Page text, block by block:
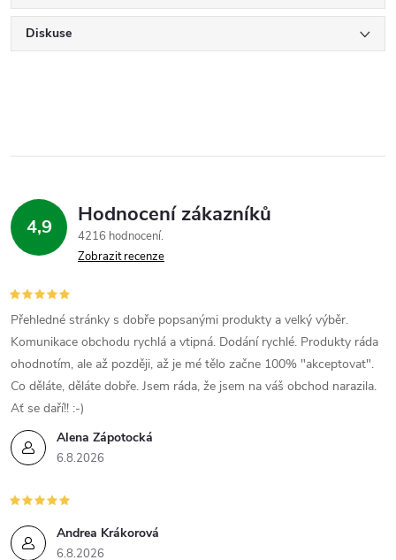
Diskuse
4,9 Hodnocení zákazníků
4216 hodnocení
Zobrazit recenze
Alena Zápotocká
6.8.2026
Přehledné stránky s dobře popsanými produkty a velký výběr.
Komunikace obchodu rychlá a vtipná. Dodání rychlé. Produkty ráda
ohodnotím, ale až později, až je mé tělo začne 100% "akceptovat".
Co děláte, děláte dobře. Jsem ráda, že jsem na váš obchod narazila.
Ať se daří!! :-)
Andrea Krákorová
6.8.2026